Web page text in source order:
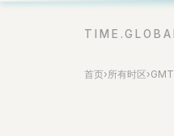
首页›所有时区›